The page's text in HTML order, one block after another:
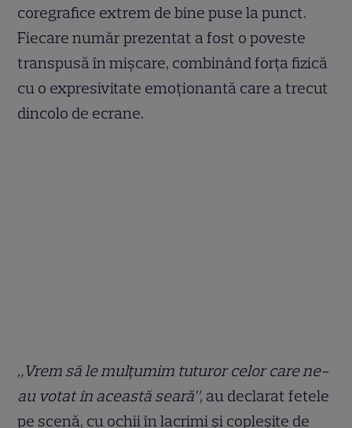
coregrafice extrem de bine puse la punct.
Fiecare număr prezentat a fost o poveste
transpusă în mișcare, combinând forța fizică
cu o expresivitate emoționantă care a trecut
dincolo de ecrane.
„Vrem să le mulțumim tuturor celor care ne-
au votat în această seară”, au declarat fetele
pe scenă, cu ochii în lacrimi și copleșite de